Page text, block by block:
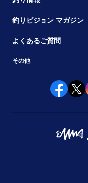
釣りビジョン マガジン
よくあるご質問
その他